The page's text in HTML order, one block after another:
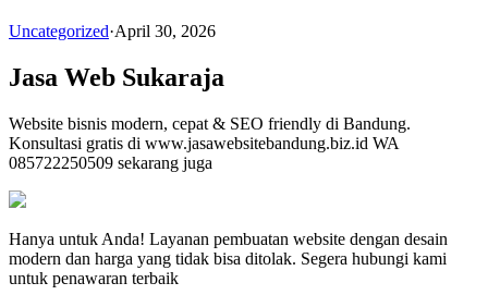
Uncategorized·April 30, 2026
Jasa Web Sukaraja
Website bisnis modern, cepat & SEO friendly di Bandung.
Konsultasi gratis di www.jasawebsitebandung.biz.id WA
085722250509 sekarang juga
Hanya untuk Anda! Layanan pembuatan website dengan desain
modern dan harga yang tidak bisa ditolak. Segera hubungi kami
untuk penawaran terbaik